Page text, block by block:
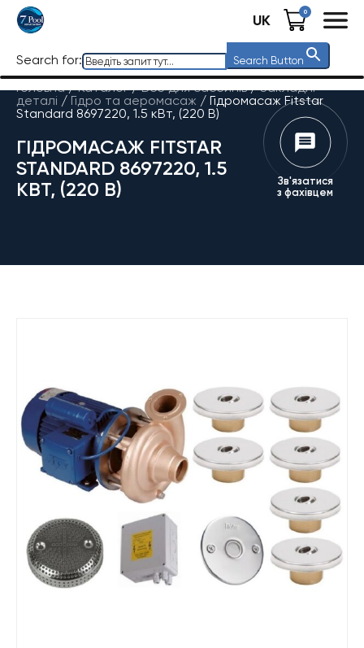
UK 0
Search for: Search Button
Головна / Каталог/Все для басейнів/Закладні
деталі / Гідро та аеромасаж / Гідромасаж Fitstar
Standard 8697220, 1.5 кВт, (220 В)
ГІДРОМАСАЖ FITSTAR
STANDARD 8697220, 1.5
КВТ, (220 В)
Зв'язатися
з фахівцем